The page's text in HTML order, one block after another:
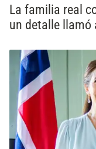
La familia real
un detalle llamó